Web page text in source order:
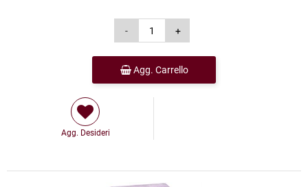
Agg. Carrello
Agg. Desideri